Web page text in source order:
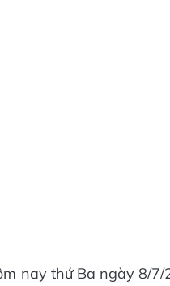
nay thứ Ba ngày 8/